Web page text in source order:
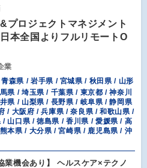
プロジェクトマネジメント
本全国よりフルリモートO
業
森県 / 岩手県 / 宮城県 / 秋田県 / 山形
県 / 埼玉県 / 千葉県 / 東京都 / 神奈川
県 / 山梨県 / 長野県 / 岐阜県 / 静岡県
/ 大阪府 / 兵庫県 / 奈良県 / 和歌山県 /
山口県 / 徳島県 / 香川県 / 愛媛県 / 高
本県 / 大分県 / 宮崎県 / 鹿児島県 / 沖
業機会あり】 ヘルスケア×テクノ